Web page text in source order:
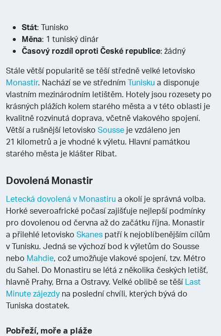
Stát: Tunisko
Měna: 1 tuniský dinár
Časový rozdíl oproti České republice: žádný
Stále větší popularitě se těší středně velké letovisko
Monastir. Nachází se ve středním Tunisku a disponuje
vlastním mezinárodním letištěm. Hotely jsou rozesety po
krásných plážích kolem starého města a v této oblasti je
kvalitně rozvinutá doprava, včetně vlakového spojení.
Větší a rušnější letovisko Sousse je vzdáleno jen
21 kilometrů a je vhodné k výletu. Hlavní památkou
starého města je klášter Ribat.
Dovolená Monastir
Letecká dovolená v Monastiru a okolí je správná volba.
Horké severoafrické počasí zajišťuje nejlepší podmínky
pro dovolenou od června až do začátku října. Monastir
a přilehlé letovisko Skanes patří k nejoblíbenějším cílům
v Tunisku. Jedná se výchozí bod k výletům do Sousse
nebo Mahdie, což umožňuje vlakové spojení, tzv. Métro
du Sahel. Do Monastiru se létá z několika českých letišť,
hlavně Prahy, Brna a Ostravy. Velké oblibě se těší Last
Minute zájezdy na poslední chvíli, kterých bývá do
Tuniska dostatek.
Pobřeží, moře a pláže